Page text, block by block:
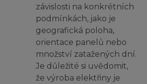
závislosti na konkrétních
podmínkách, jako je
geografická poloha,
orientace panelů nebo
množství zatažených dní.
Je důležité si uvědomit,
že výroba elektřiny je